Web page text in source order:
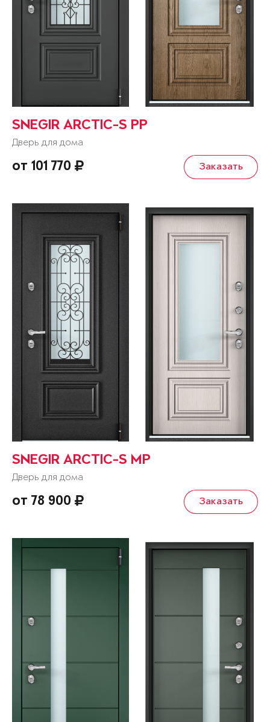
SNEGIR ARCTIC-S PP
Дверь для дома
от 101 770 Заказать
SNEGIR ARCTIC-S MP
Дверь для дома
от 78 900 Заказать